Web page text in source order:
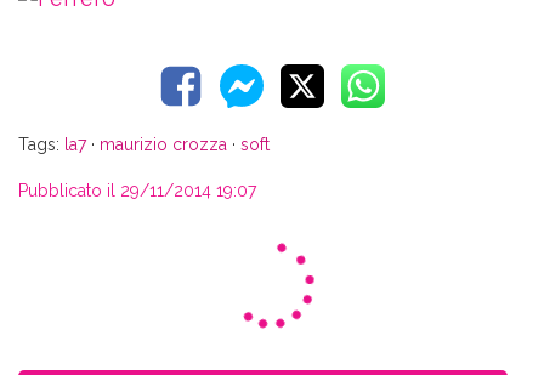
Tags: la7· maurizio crozza · soft
Pubblicato il 29/11/2014 19:07